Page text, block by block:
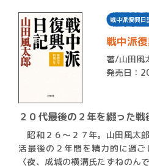
戦中派復興日
戦中派
著/山田風
発売日：
２０代最後の２年を綴った戦
昭和２６〜２７年。山田風太
活最後の２年間を精力的に過ご
〈夜、成城の横溝氏たずねのん